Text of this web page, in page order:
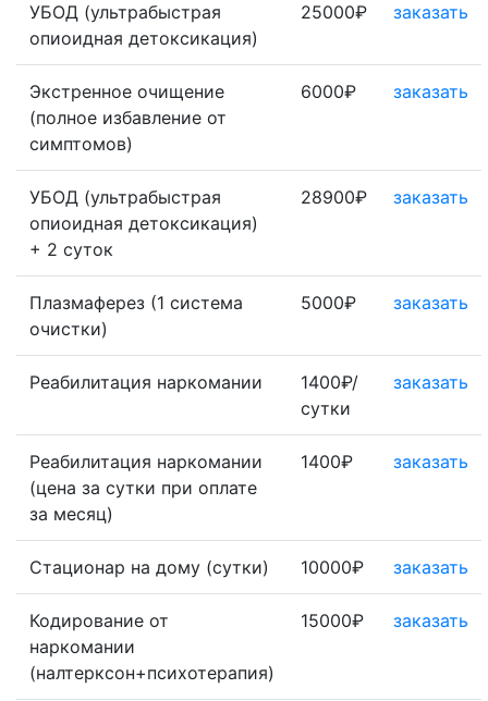
УБОД (ультрабыстрая
опиоидная детоксикация)
25000₽ заказать
Экстренное очищение
(полное избавление от
симптомов)
6000₽ заказать
УБОД (ультрабыстрая
опиоидная детоксикация)
+ 2 суток
28900₽ заказать
Плазмаферез (1 система
очистки)
5000₽ заказать
Реабилитация наркомании
1400₽/
сутки
заказать
Реабилитация наркомании
(цена за сутки при оплате
за месяц)
1400₽ заказать
Стационар на дому (сутки) 10000₽ заказать
Кодирование от
наркомании
(налтерксон+психотерапия)
15000₽ заказать